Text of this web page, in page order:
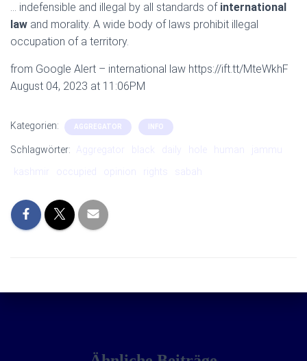
T
… indefensible and illegal by all standards of international
law and morality. A wide body of laws prohibit illegal
occupation of a territory.
from Google Alert – international law https://ift.tt/MteWkhF
August 04, 2023 at 11:06PM
Kategorien: AGGREGATOR INFO
Schlagwörter: Aggregator black daily human
jammu
kashmir
occupied opinion rights sabah